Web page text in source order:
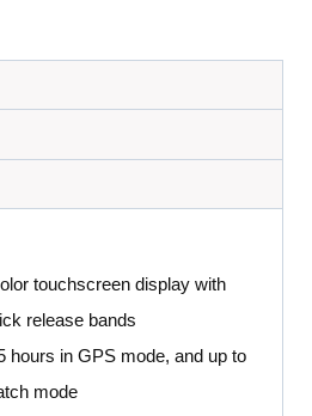
touchscreen display with
release bands
hours in GPS mode, and up to
mode